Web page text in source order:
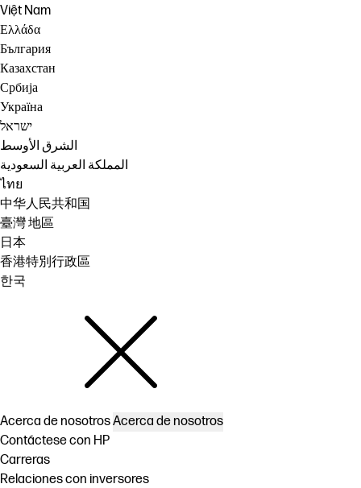
Việt Nam
Ελλάδα
България
Казахстан
Србија
Україна
ישראל
الشرق الأوسط
المملكة العربية السعودية
ไทย
中华人民共和国
臺灣 地區
日本
香港特別行政區
한국
Acerca de nosotrosAcerca de nosotros
Contáctese con HP
Carreras
Relaciones con inversores